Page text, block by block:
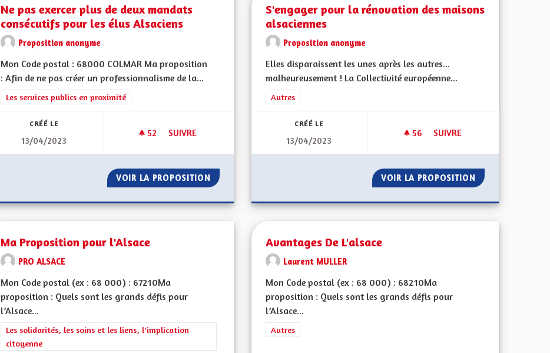
Ne pas exercer plus de deux mandats
consécutifs pour les élus Alsaciens
Proposition anonyme
Mon Code postal : 68000 COLMAR Ma proposition
: Afin de ne pas créer un professionnalisme de la...
Filtrer les résultats de la catégorie : Les services publics en proximité
Les services publics en proximité
CRÉÉ LE
13/04/2023
52 52 ABONNÉS
SUIVRE
NE PAS EXERCER PLUS DE DEUX MANDATS CONSÉCUTIFS POUR LES ÉLUS ALSACIENS
VOIR LA PROPOSITION NE PAS EXERCER PLUS DE DEUX MANDATS CONSÉCUTIFS POUR LES ÉLUS
S'engager pour la rénovation des maisons
alsaciennes
Proposition anonyme
Elles disparaissent les unes après les autres...
malheureusement ! La Collectivité européenne...
Filtrer les résultats de la catégorie : Autres
Autres
CRÉÉ LE
13/04/2023
56 56 ABONNÉS
SUIVRE
VOIR LA PROPOSITION S'ENGAGER
Ma Proposition pour l'Alsace
PRO ALSACE
Mon Code postal (ex : 68 000) : 67210Ma
proposition : Quels sont les grands défis pour
l’Alsace...
Filtrer les résultats de la catégorie : Les solidarités, les soins et les liens, l'implication citoyenne
Les solidarités, les soins et les liens, l'implication
citoyenne
Avantages De L'alsace
Laurent MULLER
Mon Code postal (ex : 68 000) : 68210Ma
proposition : Quels sont les grands défis pour
l’Alsace...
Filtrer les résultats de la catégorie : Autres
Autres